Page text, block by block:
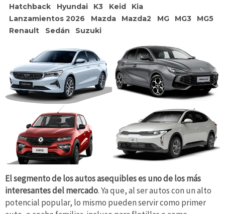
Hatchback
Hyundai K3 Keid
Kia
Lanzamientos 2026
Mazda Mazda2 MG MG3
MG5
Renault
Sedán Suzuki
El segmento de los autos asequibles es uno de los más
interesantes del mercado. Ya que, al ser autos con un alto
potencial popular, lo mismo pueden servir como primer